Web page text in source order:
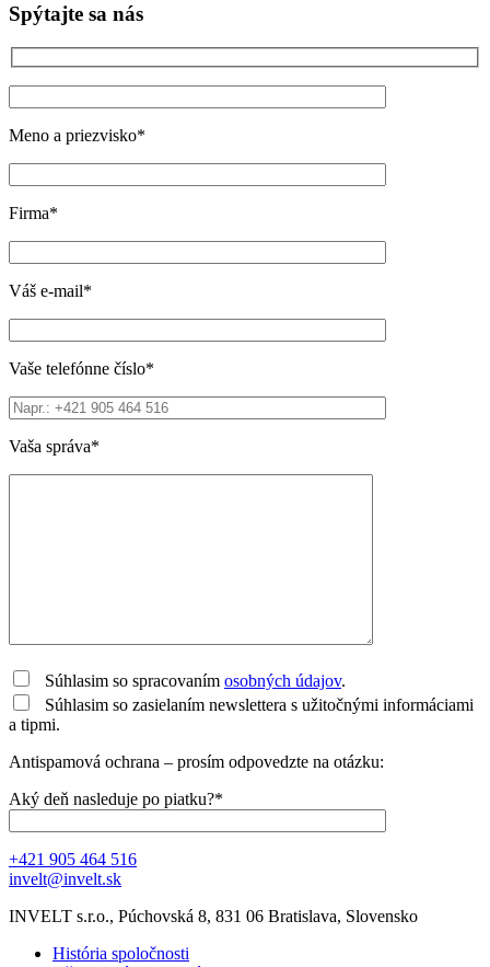
Spýtajte sa nás
Meno a priezvisko*
Firma*
Váš e-mail*
Vaše telefónne číslo*
Vaša správa*
Súhlasim so spracovaním osobných údajov.
Súhlasim so zasielaním newslettera s užitočnými informáciami
a tipmi.
Antispamová ochrana – prosím odpovedzte na otázku:
Aký deň nasleduje po piatku?*
+421 905 464 516
invelt@invelt.sk
INVELT s.r.o., Púchovská 8, 831 06 Bratislava, Slovensko
História spoločnosti